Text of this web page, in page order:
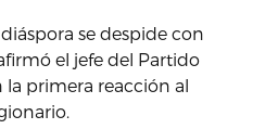
se despide con
el jefe del Partido
la primera reacción al